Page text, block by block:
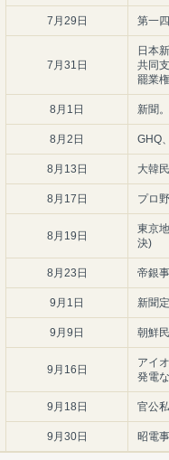
7月29日 第一
7月31日
日本
共同
罷業
8月1日 新聞
8月2日 GHQ
8月13日 大韓
8月17日 プロ
8月19日
東京
決)
8月23日 帝銀
9月1日 新聞
9月9日 朝鮮
9月16日
アイ
発電
9月18日 官公
9月30日 昭電